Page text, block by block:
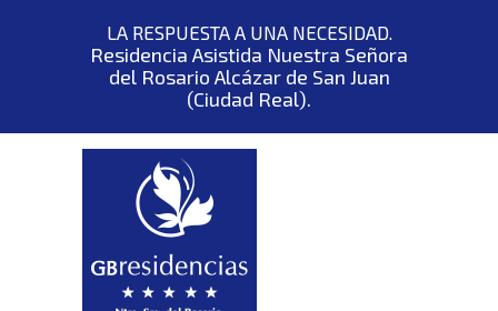
LA RESPUESTA A UNA NECESIDAD.
Residencia Asistida Nuestra Señora
del Rosario Alcázar de San Juan
(Ciudad Real).